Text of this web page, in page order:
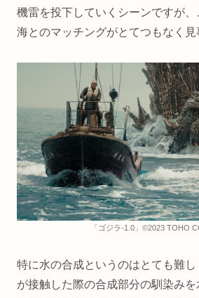
機雷を投下していくシーンですが
海とのマッチングがとてつもなく見
「ゴジラ-1.0」©2023 TOHO
特に水の合成というのはとても難
が接触した際の合成部分の馴染み